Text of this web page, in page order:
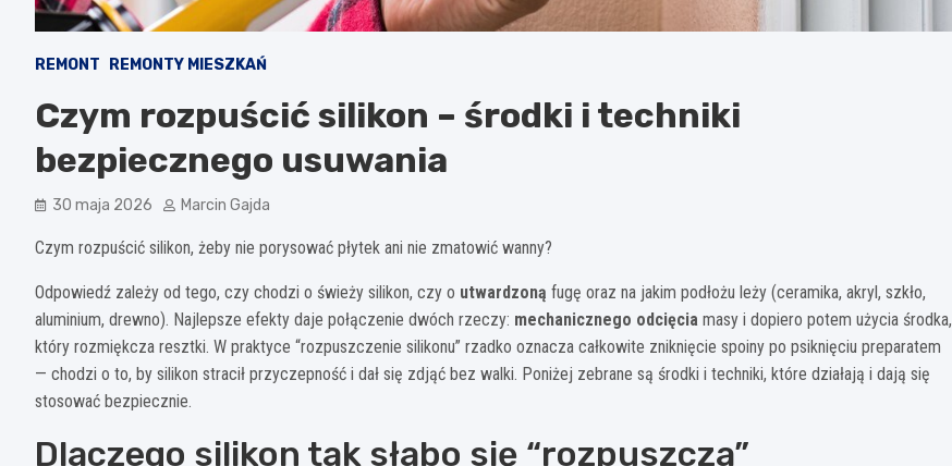
REMONT REMONTY MIESZKAŃ
Czym rozpuścić silikon – środki i techniki
bezpiecznego usuwania
30 maja 2026 Marcin Gajda
Czym rozpuścić silikon, żeby nie porysować płytek ani nie zmatowić wanny?
Odpowiedź zależy od tego, czy chodzi o świeży silikon, czy o utwardzoną fugę oraz na jakim podłożu leży (ceramika, akryl, szkło,
aluminium, drewno). Najlepsze efekty daje połączenie dwóch rzeczy: mechanicznego odcięcia masy i dopiero potem użycia środka,
który rozmiękcza resztki. W praktyce “rozpuszczenie silikonu” rzadko oznacza całkowite zniknięcie spoiny po psiknięciu preparatem
— chodzi o to, by silikon stracił przyczepność i dał się zdjąć bez walki. Poniżej zebrane są środki i techniki, które działają i dają się
stosować bezpiecznie.
Dlaczego silikon tak słabo się “rozpuszcza”